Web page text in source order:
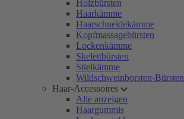
Holzbürsten
Haarkämme
Haarschneidekämme
Kopfmassagebürsten
Lockenkämme
Skelettbürsten
Stielkämme
Wildschweinborsten-Bürsten
Haar-Accessoires
Alle anzeigen
Haargummis